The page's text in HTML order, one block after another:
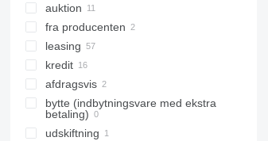
auktion
fra producenten
leasing
kredit
afdragsvis
bytte (indbytningsvare med ekstra
betaling)
udskiftning